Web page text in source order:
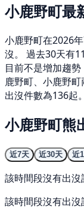
小鹿野町最
小鹿野町在2026
沒。 過去30天有
目前不是增加趨
鹿野町、小鹿野
出沒件數為136起。
小鹿野町熊
近7天 近30天 近
該時間段沒有出沒
該時間段沒有出沒